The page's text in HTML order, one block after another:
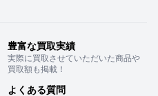
豊富な買取実績
実際に買取させていただいた商品や
買取額も掲載！
よくある質問